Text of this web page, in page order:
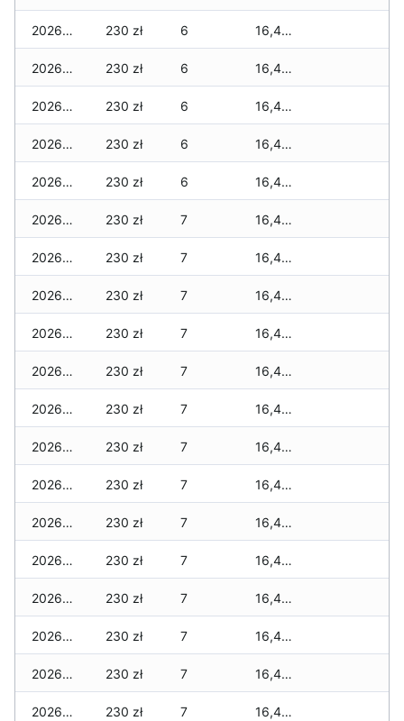
2026-02-12 230 zł 6 16,460 zł
2026-02-11 230 zł 6 16,460 zł
2026-02-10 230 zł 6 16,460 zł
2026-02-09 230 zł 6 16,460 zł
2026-02-08 230 zł 6 16,460 zł
2026-02-07 230 zł 7 16,460 zł
2026-02-06 230 zł 7 16,460 zł
2026-02-05 230 zł 7 16,460 zł
2026-02-04 230 zł 7 16,460 zł
2026-02-03 230 zł 7 16,460 zł
2026-02-02 230 zł 7 16,460 zł
2026-02-01 230 zł 7 16,460 zł
2026-01-31 230 zł 7 16,460 zł
2026-01-30 230 zł 7 16,460 zł
2026-01-29 230 zł 7 16,460 zł
2026-01-28 230 zł 7 16,460 zł
2026-01-27 230 zł 7 16,460 zł
2026-01-26 230 zł 7 16,460 zł
2026-01-25 230 zł 7 16,460 zł